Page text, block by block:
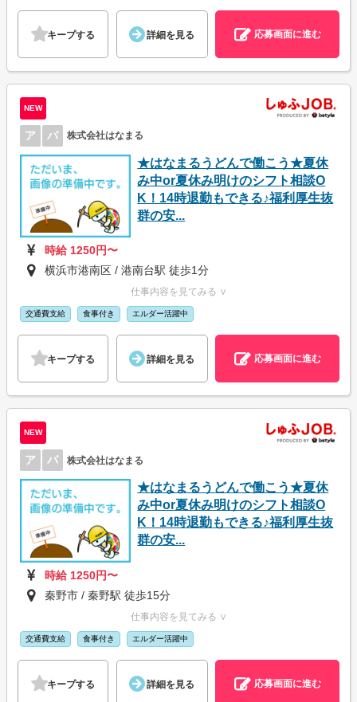
キープする 詳細を見る 応募画面に進む
NEW
ア パ 株式会社はなまる
★はなまるうどんで働こう★夏休
み中or夏休み明けのシフト相談O
K！14時退勤もできる♪福利厚生抜
群の安...
時給 1250円〜
横浜市港南区 / 港南台駅 徒歩1分
仕事内容を見てみる ∨
交通費支給 食事付き エルダー活躍中
キープする 詳細を見る 応募画面に進む
NEW
ア パ 株式会社はなまる
★はなまるうどんで働こう★夏休
み中or夏休み明けのシフト相談O
K！14時退勤もできる♪福利厚生抜
群の安...
時給 1250円〜
秦野市 / 秦野駅 徒歩15分
仕事内容を見てみる ∨
交通費支給 食事付き エルダー活躍中
キープする 詳細を見る 応募画面に進む